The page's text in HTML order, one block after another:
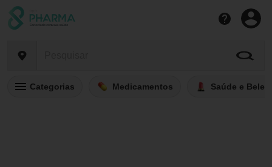
Categorias Medicamentos Saúde e